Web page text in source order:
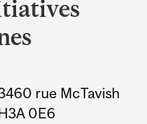
rue McTavish
0E6